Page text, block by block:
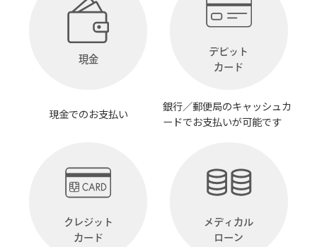
現金
現金でのお支払い
デビット
カード
銀行／郵便局のキャッシュカ
ードでお支払いが可能です
クレジット
カード
メディカル
ローン